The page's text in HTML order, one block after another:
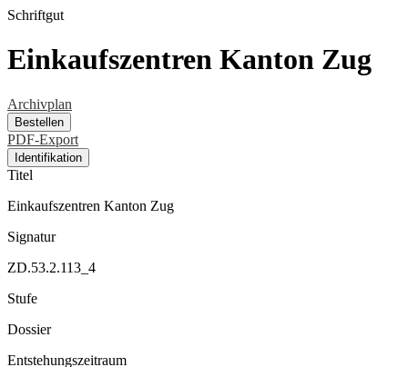
Schriftgut
Einkaufszentren Kanton Zug
Archivplan
Bestellen
PDF-Export
Identifikation
Titel
Einkaufszentren Kanton Zug
Signatur
ZD.53.2.113_4
Stufe
Dossier
Entstehungszeitraum